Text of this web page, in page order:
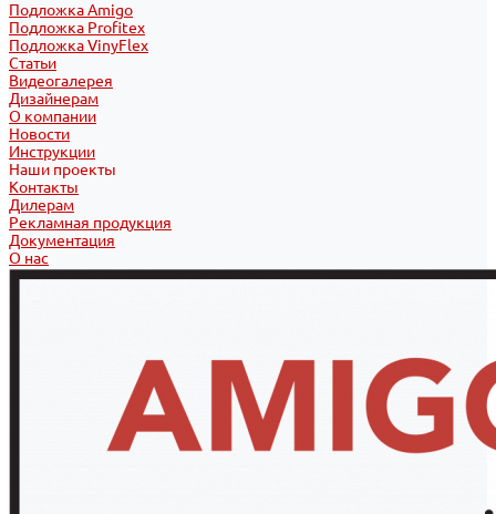
Подложка Amigo
Подложка Profitex
Подложка VinyFlex
Статьи
Видеогалерея
Дизайнерам
О компании
Новости
Инструкции
Наши проекты
Контакты
Дилерам
Рекламная продукция
Документация
О нас